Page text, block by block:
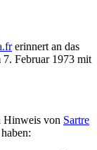
erinnert an das
Februar 1973 mit
Hinweis von Sartre